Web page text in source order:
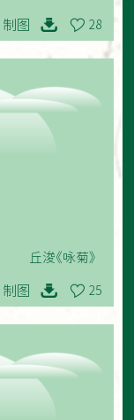
制图 28
丘浚《咏菊》
制图 25